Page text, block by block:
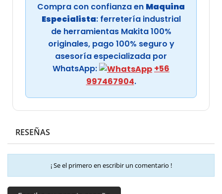
Compra con confianza en Maquina
Especialista: ferretería industrial
de herramientas Makita 100%
originales, pago 100% seguro y
asesoría especializada por
WhatsApp:
+56
997467904.
RESEÑAS
¡ Se el primero en escribir un comentario !